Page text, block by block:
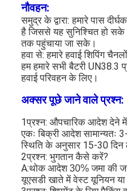
निम बैटरी पैक
निक बैटरी पैक
लिथियम आयन बैटरी पैक
रिचार्जेबल फ्लैशलाइट बैटरी
आपातकालीन प्रकाश बैटरी
ली Mno2 बैटरी
ली Socl2 बैटरी
नौवहन:
समुद्र के द्वारा: हमारे पास
है जिससे यह सुनिश्चित हो सके
तक पहुंचाया जा सके।
हवा से: हमारे हवाई शिपिंग
हम हमारे सभी बैटरी UN38.3
हवाई परिवहन के लिए।
अक्सर पूछे जाने वाले प्रश्न:
1प्रश्न: औपचारिक आदेश देने
एकः बिक्री आदेश सामान्यतः
स्थिति के अनुसार 15-30 दिन
2प्रश्न: भुगतान कैसे करें?
A:थोक आदेश 30% जमा की
यूएसडी खाते में वेस्ट यूनियन या